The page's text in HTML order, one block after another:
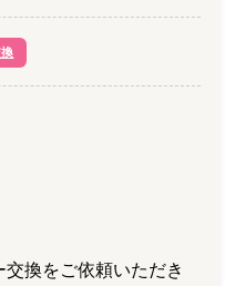
換をご依頼いただき